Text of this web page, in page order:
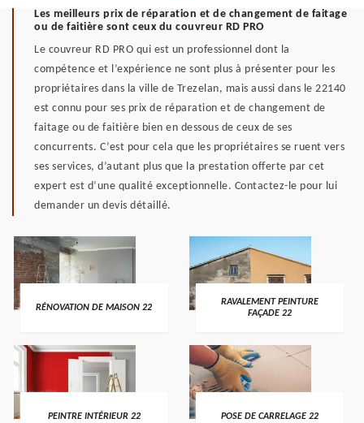
Les meilleurs prix de réparation et de changement de faitage
ou de faitière sont ceux du couvreur RD PRO
Le couvreur RD PRO qui est un professionnel dont la
compétence et l’expérience ne sont plus à présenter pour les
propriétaires dans la ville de Trezelan, mais aussi dans le 22140
est connu pour ses prix de réparation et de changement de
faitage ou de faitière bien en dessous de ceux de ses
concurrents. C’est pour cela que les propriétaires se ruent vers
ses services, d’autant plus que la prestation offerte par cet
expert est d’une qualité exceptionnelle. Contactez-le pour lui
demander un devis détaillé.
RÉNOVATION DE MAISON 22
RAVALEMENT PEINTURE
FAÇADE 22
PEINTRE INTÉRIEUR 22 POSE DE CARRELAGE 22